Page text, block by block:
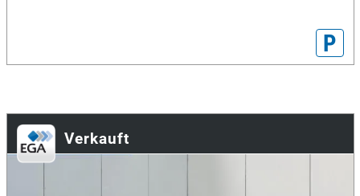
P
Verkauft